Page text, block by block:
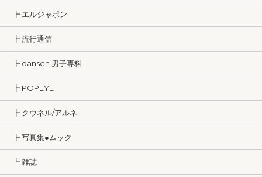
┣ エルジャポン
┣ 流行通信
┣ dansen 男子専科
┣ POPEYE
┣ クウネル/アルネ
┣ 写真集●ムック
┗ 雑誌